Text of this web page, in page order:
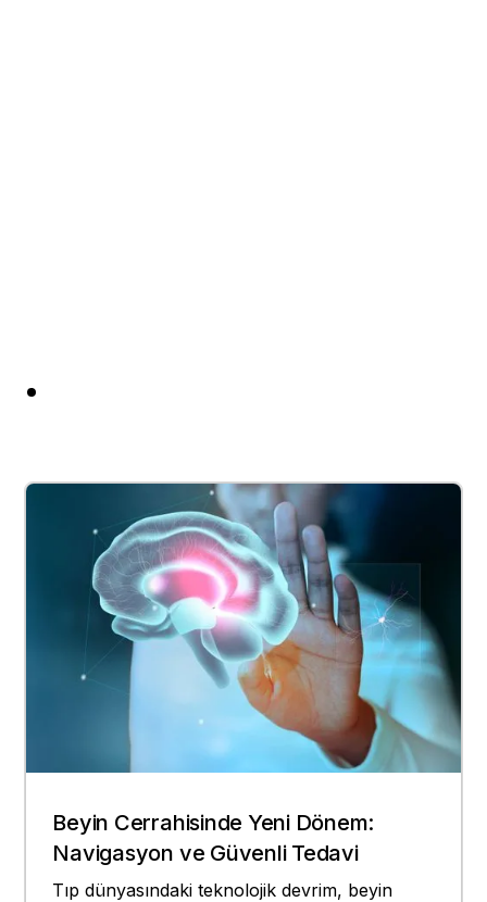
Beyin Cerrahisinde Yeni Dönem:
Navigasyon ve Güvenli Tedavi
Tıp dünyasındaki teknolojik devrim, beyin